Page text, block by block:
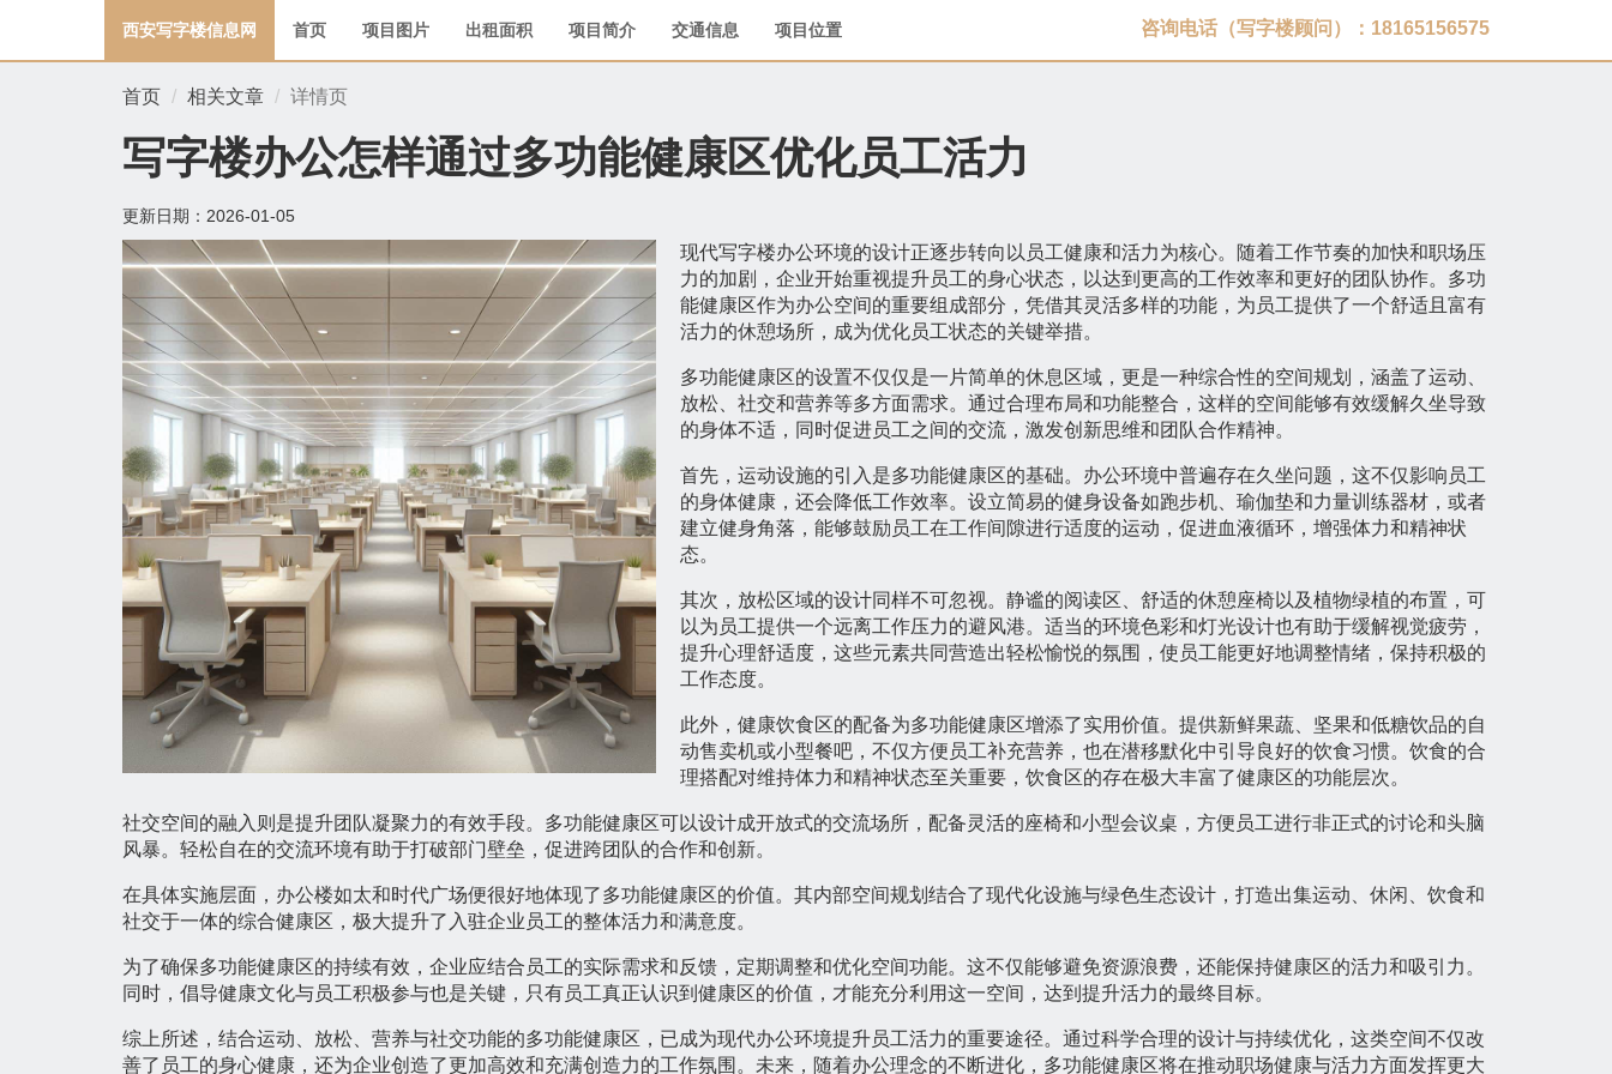
西安写字楼信息网 首页 项目图片 出租面积 项目简介 交通信息 项目位置 咨询电话（写字楼顾问）：18165156575
首页 相关文章 详情页
写字楼办公怎样通过多功能健康区优化员工活力
更新日期： 2026-01-05
现代写字楼办公环境的设计正逐步转向以员工健康和活力为核心。随着工作节奏的加快和职场压
力的加剧，企业开始重视提升员工的身心状态，以达到更高的工作效率和更好的团队协作。多功
能健康区作为办公空间的重要组成部分，凭借其灵活多样的功能，为员工提供了一个舒适且富有
活力的休憩场所，成为优化员工状态的关键举措。
多功能健康区的设置不仅仅是一片简单的休息区域，更是一种综合性的空间规划，涵盖了运动、
放松、社交和营养等多方面需求。通过合理布局和功能整合，这样的空间能够有效缓解久坐导致
的身体不适，同时促进员工之间的交流，激发创新思维和团队合作精神。
首先，运动设施的引入是多功能健康区的基础。办公环境中普遍存在久坐问题，这不仅影响员工
的身体健康，还会降低工作效率。设立简易的健身设备如跑步机、瑜伽垫和力量训练器材，或者
建立健身角落，能够鼓励员工在工作间隙进行适度的运动，促进血液循环，增强体力和精神状
态。
其次，放松区域的设计同样不可忽视。静谧的阅读区、舒适的休憩座椅以及植物绿植的布置，可
以为员工提供一个远离工作压力的避风港。适当的环境色彩和灯光设计也有助于缓解视觉疲劳，
提升心理舒适度，这些元素共同营造出轻松愉悦的氛围，使员工能更好地调整情绪，保持积极的
工作态度。
此外，健康饮食区的配备为多功能健康区增添了实用价值。提供新鲜果蔬、坚果和低糖饮品的自
动售卖机或小型餐吧，不仅方便员工补充营养，也在潜移默化中引导良好的饮食习惯。饮食的合
理搭配对维持体力和精神状态至关重要，饮食区的存在极大丰富了健康区的功能层次。
社交空间的融入则是提升团队凝聚力的有效手段。多功能健康区可以设计成开放式的交流场所，配备灵活的座椅和小型会议桌，方便员工进行非正式的讨论和头脑
风暴。轻松自在的交流环境有助于打破部门壁垒，促进跨团队的合作和创新。
在具体实施层面，办公楼如太和时代广场便很好地体现了多功能健康区的价值。其内部空间规划结合了现代化设施与绿色生态设计，打造出集运动、休闲、饮食和
社交于一体的综合健康区，极大提升了入驻企业员工的整体活力和满意度。
为了确保多功能健康区的持续有效，企业应结合员工的实际需求和反馈，定期调整和优化空间功能。这不仅能够避免资源浪费，还能保持健康区的活力和吸引力。
同时，倡导健康文化与员工积极参与也是关键，只有员工真正认识到健康区的价值，才能充分利用这一空间，达到提升活力的最终目标。
综上所述，结合运动、放松、营养与社交功能的多功能健康区，已成为现代办公环境提升员工活力的重要途径。通过科学合理的设计与持续优化，这类空间不仅改
善了员工的身心健康，还为企业创造了更加高效和充满创造力的工作氛围。未来，随着办公理念的不断进化，多功能健康区将在推动职场健康与活力方面发挥更大